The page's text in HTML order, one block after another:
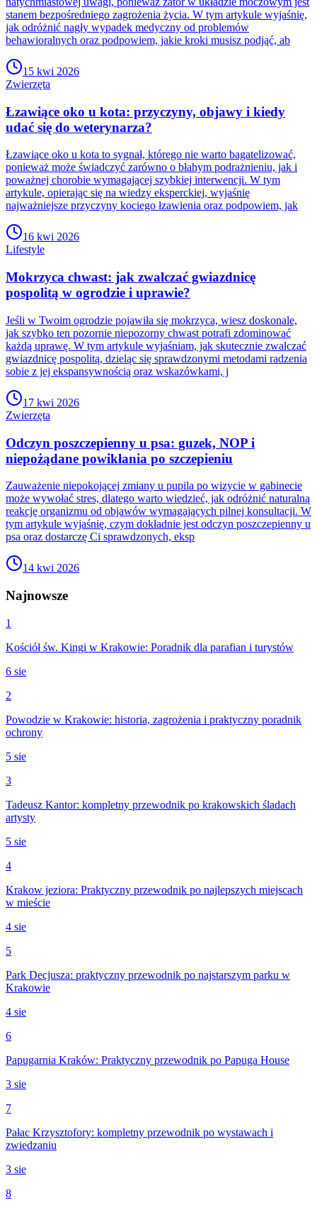
stanem bezpośredniego zagrożenia życia. W tym artykule wyjaśnię,
jak odróżnić nagły wypadek medyczny od problemów
behawioralnych oraz podpowiem, jakie kroki musisz podjąć, ab
15 kwi 2026
Zwierzęta
Łzawiące oko u kota: przyczyny, objawy i kiedy
udać się do weterynarza?
Łzawiące oko u kota to sygnał, którego nie warto bagatelizować,
ponieważ może świadczyć zarówno o błahym podrażnieniu, jak i
poważnej chorobie wymagającej szybkiej interwencji. W tym
artykule, opierając się na wiedzy eksperckiej, wyjaśnię
najważniejsze przyczyny kociego łzawienia oraz podpowiem, jak
16 kwi 2026
Lifestyle
Mokrzyca chwast: jak zwalczać gwiazdnicę
pospolitą w ogrodzie i uprawie?
Jeśli w Twoim ogrodzie pojawiła się mokrzyca, wiesz doskonale,
jak szybko ten pozornie niepozorny chwast potrafi zdominować
każdą uprawę. W tym artykule wyjaśniam, jak skutecznie zwalczać
gwiazdnicę pospolitą, dzieląc się sprawdzonymi metodami radzenia
sobie z jej ekspansywnością oraz wskazówkami, j
17 kwi 2026
Zwierzęta
Odczyn poszczepienny u psa: guzek, NOP i
niepożądane powikłania po szczepieniu
Zauważenie niepokojącej zmiany u pupila po wizycie w gabinecie
może wywołać stres, dlatego warto wiedzieć, jak odróżnić naturalną
reakcję organizmu od objawów wymagających pilnej konsultacji. W
tym artykule wyjaśnię, czym dokładnie jest odczyn poszczepienny u
psa oraz dostarczę Ci sprawdzonych, eksp
14 kwi 2026
Najnowsze
1
Kościół św. Kingi w Krakowie: Poradnik dla parafian i turystów
6 sie
2
Powodzie w Krakowie: historia, zagrożenia i praktyczny poradnik
ochrony
5 sie
3
Tadeusz Kantor: kompletny przewodnik po krakowskich śladach
artysty
5 sie
4
Krakow jeziora: Praktyczny przewodnik po najlepszych miejscach
w mieście
4 sie
5
Park Decjusza: praktyczny przewodnik po najstarszym parku w
Krakowie
4 sie
6
Papugarnia Kraków: Praktyczny przewodnik po Papuga House
3 sie
7
Pałac Krzysztofory: kompletny przewodnik po wystawach i
zwiedzaniu
3 sie
8